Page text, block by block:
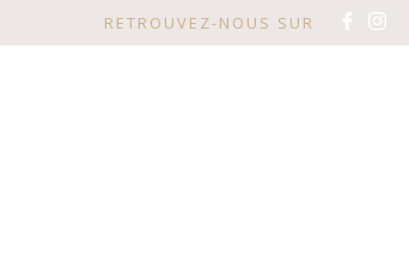
RETROUVEZ-NOUS SUR